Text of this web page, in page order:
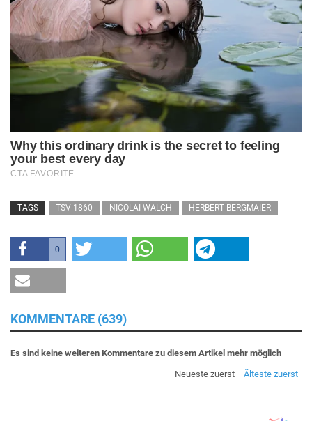
TAGS TSV 1860 NICOLAI WALCH HERBERT BERGMAIER
0
KOMMENTARE (639)
Es sind keine weiteren Kommentare zu diesem Artikel mehr möglich
Neueste zuerst
Älteste zuerst